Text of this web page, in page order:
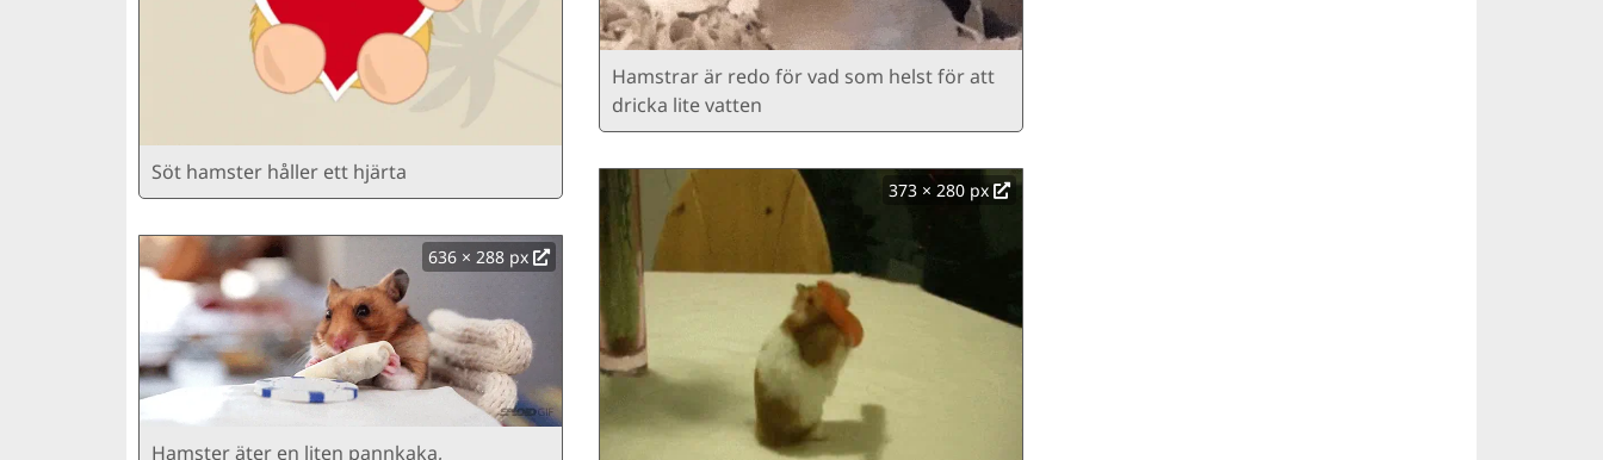
Söt hamster håller ett hjärta
636 × 288 px
Hamster äter en liten pannkaka,
Hamstrar är redo för vad som helst för att
dricka lite vatten
373 × 280 px